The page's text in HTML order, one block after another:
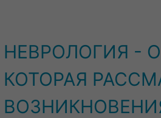
НЕВРОЛОГИЯ -
КОТОРАЯ